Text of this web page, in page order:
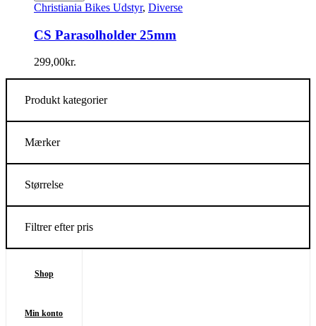
Christiania Bikes Udstyr, Diverse
CS Parasolholder 25mm
299,00kr.
Produkt kategorier
Mærker
Størrelse
Filtrer efter pris
Shop
Min konto